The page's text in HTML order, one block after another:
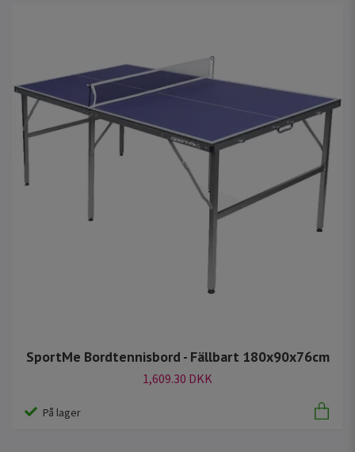
SportMe Bordtennisbord - Fällbart 180x90x76cm
1,609.30 DKK
På lager